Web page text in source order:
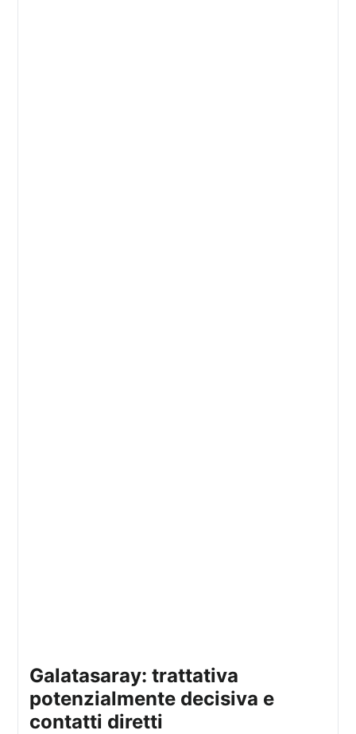
galatasaray: trattativa
potenzialmente decisiva e
contatti diretti